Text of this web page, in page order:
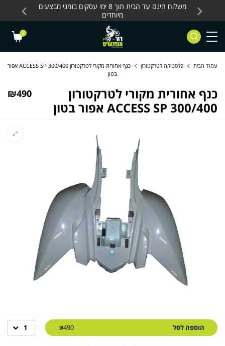
Skip to Content
Contact Us
כלים חשמליים
משלוח חינם עד הבית תוך 8 ימי עסקים בזמני מבצעים
מיוחדים
0
עמוד הבית פלסטיקה לטרקטורון
כנף אחורית מקורי לטרקטורון ACCESS SP 300/400 אפור
בטון
כנף אחורית מקורי לטרקטורון
ACCESS SP 300/400 אפור בטון
₪490
הוספה לסל ₪490
1